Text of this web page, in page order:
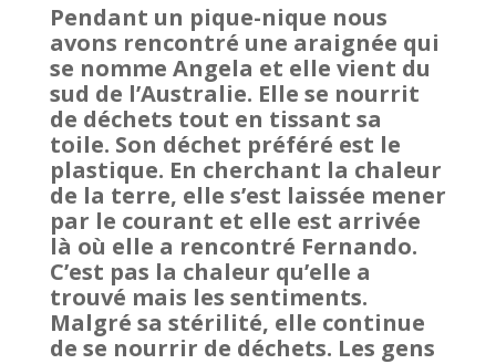
Pendant un pique-nique nous
avons rencontré une araignée qui
se nomme Angela et elle vient du
sud de l’Australie. Elle se nourrit
de déchets tout en tissant sa
toile. Son déchet préféré est le
plastique. En cherchant la chaleur
de la terre, elle s’est laissée mener
par le courant et elle est arrivée
là où elle a rencontré Fernando.
C’est pas la chaleur qu’elle a
trouvé mais les sentiments.
Malgré sa stérilité, elle continue
de se nourrir de déchets. Les gens